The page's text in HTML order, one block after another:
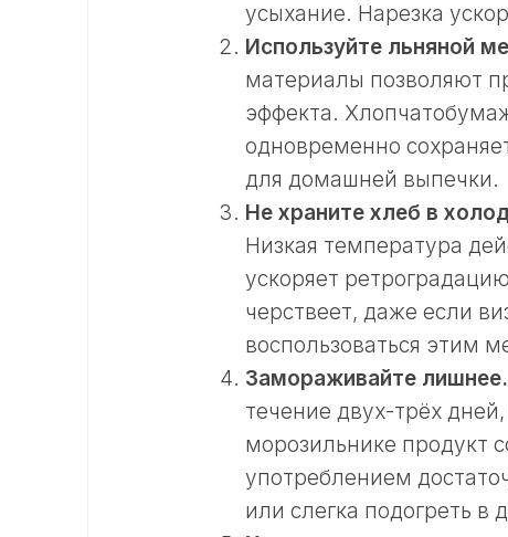
усыхание. Нарезка
Используйте льняной
материалы позволяют
эффекта.
одновременно
для домашней выпечки.
Не храните хлеб в
Низкая температура
ускоряет
черствеет, даже если
воспользоваться этим
Замораживайте лишнее.
течение двух-трёх
морозильнике продукт
употреблением
или слегка подогреть в